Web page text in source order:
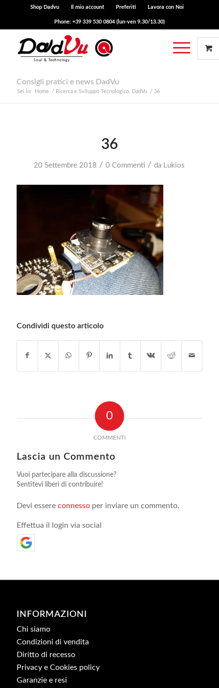
Shop Dadvu Il mio account Preferiti Lavora con Noi
Phone: +39 339 530 0804 (lun-ven 9.30/13.30)
Consigli pratici e news DadVu
Sei in: Home / Ricerca e Sviluppo Tecnologico, DadVu / 36
36
20 Settembre 2018 / 0 Commenti / da Lukios
Condividi questo articolo
0
COMMENTI
Lascia un Commento
Vuoi partecipare alla discussione?
Sentitevi liberi di contribuire!
Devi essere connessoper inviare un commento.
Effettua il login via social
INFORMAZIONI
Chi siamo
Condizioni di vendita
Diritto di recesso
Privacy e Cookies policy
Garanzie e resi